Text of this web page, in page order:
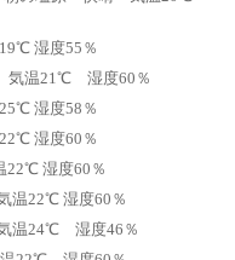
湿度55％
気温21℃ 湿度60％
湿度58％
湿度60％
22℃ 湿度60％
温22℃ 湿度60％
温24℃ 湿度46％